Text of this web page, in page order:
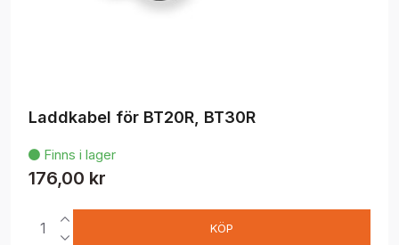
 Finns i lager
Laddkabel för BT20R, BT30R
176,00 kr
KÖP